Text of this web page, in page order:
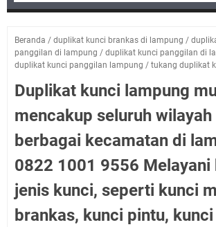
Beranda / duplikat kunci brankas di lampung /
panggilan di lampung / duplikat kunci panggilan di
duplikat kunci panggilan lampung / tukang duplikat
Duplikat kunci lampung
mencakup seluruh wilayah
berbagai kecamatan di
0822 1001 9556 Melayani
jenis kunci, seperti kunci
brankas, kunci pintu,